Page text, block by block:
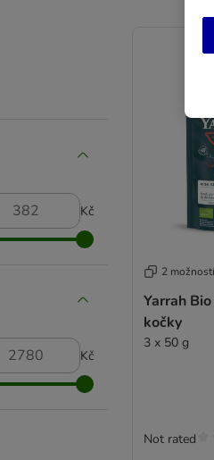
Kč
Kč
2 možností
Yarrah
kočky
3 x 50 g
Not rated